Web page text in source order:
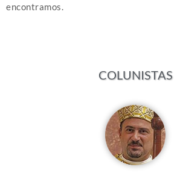
encontramos.
COLUNISTAS